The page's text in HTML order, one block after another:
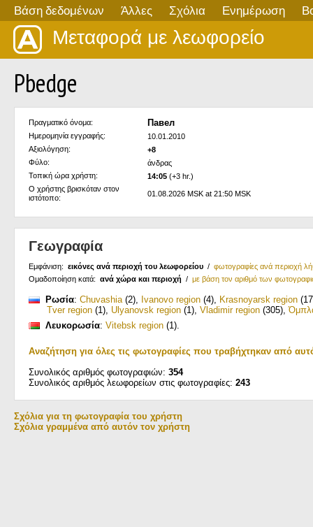
Βάση δεδομένων Άλλες Σχόλια Ενημέρωση
Μεταφορά με λεωφορείο
Pbedge
Πραγματικό όνομα: Павел
Ημερομηνία εγγραφής:
10.01.2010
Αξιολόγηση:
+8
Φύλο:
άνδρας
Τοπική ώρα χρήστη:
14:05 (+3 hr.)
Ο χρήστης βρισκόταν στον
ιστότοπο:
01.08.2026 MSK at 21:50 MSK
Γεωγραφία
Εμφάνιση: εικόνες ανά περιοχή του λεωφορείου / φωτογραφίες ανά περιοχή
Ομαδοποίηση κατά: ανά χώρα και περιοχή / με βάση τον αριθμό των
Ρωσία: Chuvashia(2), Ivanovo region (4), Krasnoyarsk region
Tver region (1), Ulyanovsk region (1), Vladimir region (305),
Λευκορωσία: Vitebsk region (1).
Αναζήτηση για όλες τις φωτογραφίες που τραβήχτηκαν από
Συνολικός αριθμός φωτογραφιών: 354
Συνολικός αριθμός λεωφορείων στις φωτογραφίες: 243
Σχόλια για τη φωτογραφία του χρήστη
Σχόλια γραμμένα από αυτόν τον χρήστη